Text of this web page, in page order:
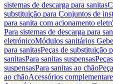
sistemas de descarga para sanitas
substituição para Conjuntos de
para sanita com acionamento
Para sistemas de descarga para
eletrónicoMódulos sanitários
para sanitasPeças de substituição
sanitasPara sanitas suspensas
suspensasPara sanitas ao chão
ao chãoAcessórios